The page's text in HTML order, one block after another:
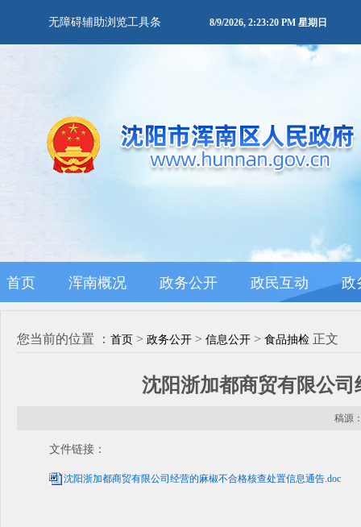
无障碍辅助浏览工具条 8/9/2026, 2:23:20 PM 星期日
首页 浑南概况 政务公开 政民互动 政
您当前的位置 ： 首页 > 政务公开 > 信息公开 > 食品抽检 正文
沈阳浙加都商贸有限公
稿源
文件链接：
沈阳浙加都商贸有限公司经营的麻椒不合格核查处置信息通告.doc